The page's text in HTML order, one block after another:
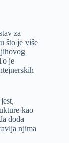
za
što je više
je
kao
doda
njima